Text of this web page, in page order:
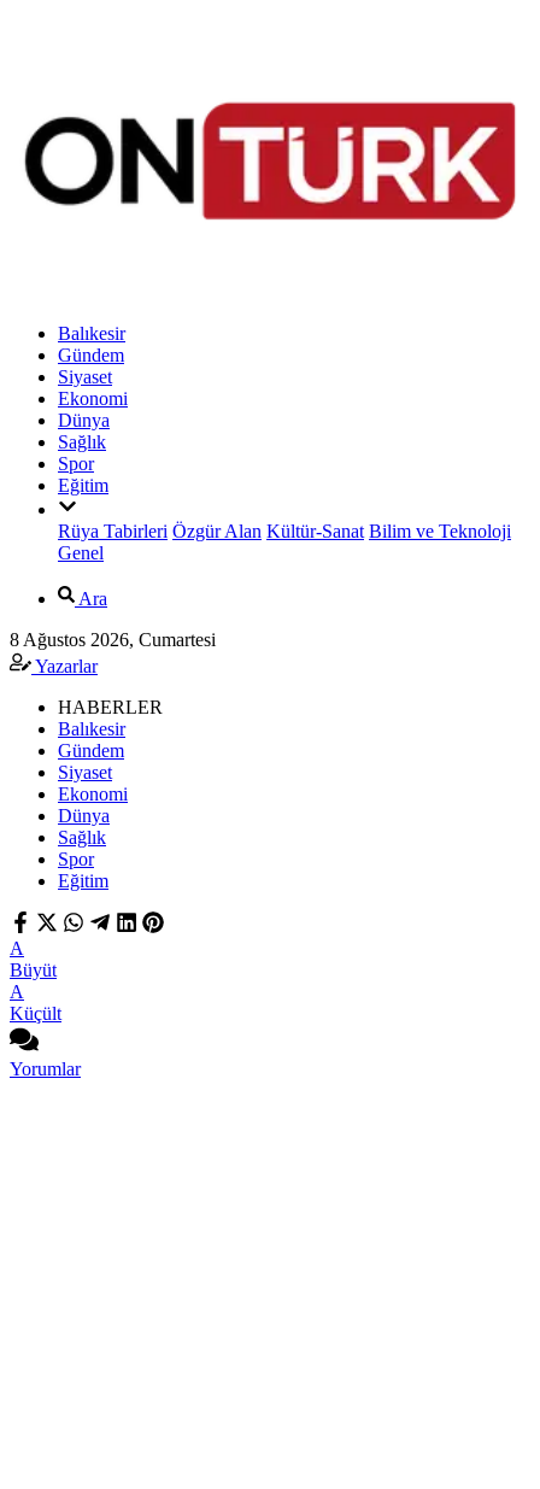
Balıkesir
Gündem
Siyaset
Ekonomi
Dünya
Sağlık
Spor
Eğitim
Rüya Tabirleri Özgür Alan Kültür-Sanat Bilim ve Teknoloji
Genel
Ara
8 Ağustos 2026, Cumartesi
Yazarlar
HABERLER
Balıkesir
Gündem
Siyaset
Ekonomi
Dünya
Sağlık
Spor
Eğitim
A
Büyüt
A
Küçült
Yorumlar